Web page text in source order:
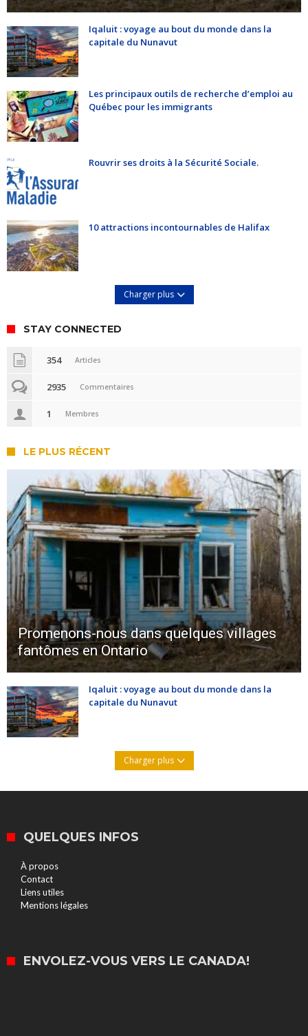
Iqaluit : voyage au bout du monde dans la
capitale du Nunavut
Les principaux outils de recherche d’emploi au
Québec pour les immigrants
Rouvrir ses droits à la Sécurité Sociale.
10 attractions incontournables de Halifax
Charger plus
STAY CONNECTED
354 Articles
2935 Commentaires
1 Membres
LE PLUS RÉCENT
Promenons-nous dans quelques villages
fantômes en Ontario
Iqaluit : voyage au bout du monde dans la
capitale du Nunavut
Charger plus
QUELQUES INFOS
À propos
Contact
Liens utiles
Mentions légales
ENVOLEZ-VOUS VERS LE CANADA!